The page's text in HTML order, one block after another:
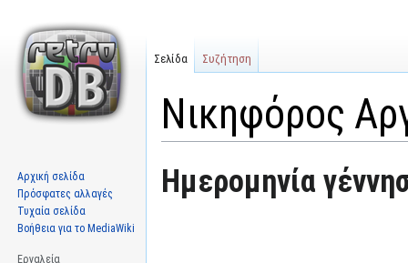
Νικηφόρος
Μετάβαση
στην
Πήδηση
στην
Ημερομηνία
Σελίδα Συζήτηση
Αρχική σελίδα
Πρόσφατες αλλαγές
Τυχαία σελίδα
Βοήθεια για το MediaWiki
Εργαλεία